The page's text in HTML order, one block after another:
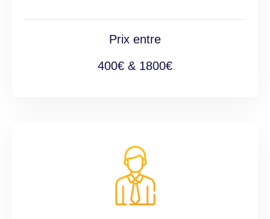
Prix entre
400€ & 1800€